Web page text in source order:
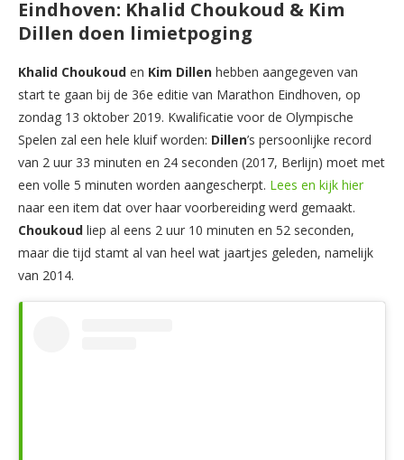
Eindhoven: Khalid Choukoud & Kim
Dillen doen limietpoging
Khalid Choukoud en Kim Dillen hebben aangegeven van
start te gaan bij de 36e editie van Marathon Eindhoven, op
zondag 13 oktober 2019. Kwalificatie voor de Olympische
Spelen zal een hele kluif worden: Dillen’s persoonlijke record
van 2 uur 33 minuten en 24 seconden (2017, Berlijn) moet met
een volle 5 minuten worden aangescherpt. Lees en kijk hier
naar een item dat over haar voorbereiding werd gemaakt.
Choukoud liep al eens 2 uur 10 minuten en 52 seconden,
maar die tijd stamt al van heel wat jaartjes geleden, namelijk
van 2014.